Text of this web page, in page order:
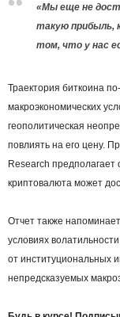
«Мы еще не
такую прибыль,
том, что у нас
Траектория биткоина
макроэкономических
геополитическая
повлиять на его цену.
Research
криптовалюта может
Отчет также
условиях
от институциональных
непредсказуемых